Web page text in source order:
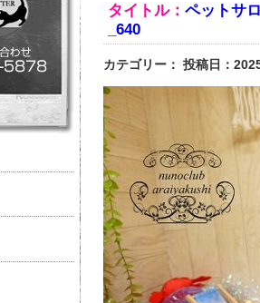
タイトル： ペットサ
_640
カテゴリー： 投稿日：